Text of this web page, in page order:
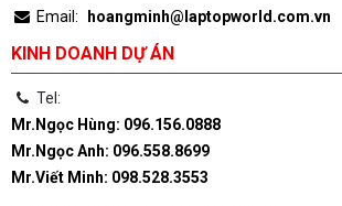
Email: hoangminh@laptopworld.com.vn
KINH DOANH DỰ ÁN
Tel:
Mr.Ngọc Hùng: 096.156.0888
Mr.Ngọc Anh: 096.558.8699
Mr.Viết Minh: 098.528.3553